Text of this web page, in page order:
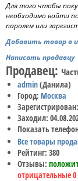
Для того чтобы
необходимо войти
паролем или
Добавить товар в
Написать продавцу
Продавец:
admin(Данила)
Город: Москва
Заходил:
Показать
Все товары
Рейтинг: 380
Отзывы:
отрицательные 0